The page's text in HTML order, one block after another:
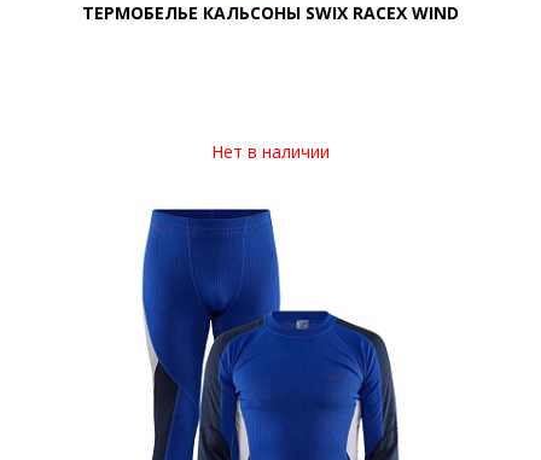
ТЕРМОБЕЛЬЕ КАЛЬСОНЫ SWIX RACEX WIND
Нет в наличии